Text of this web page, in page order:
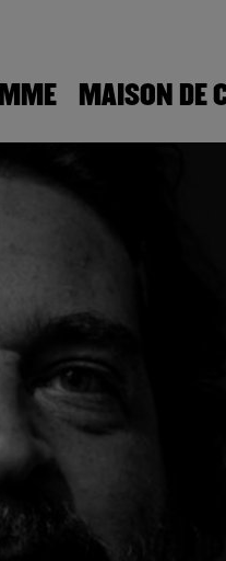
MAISON DE